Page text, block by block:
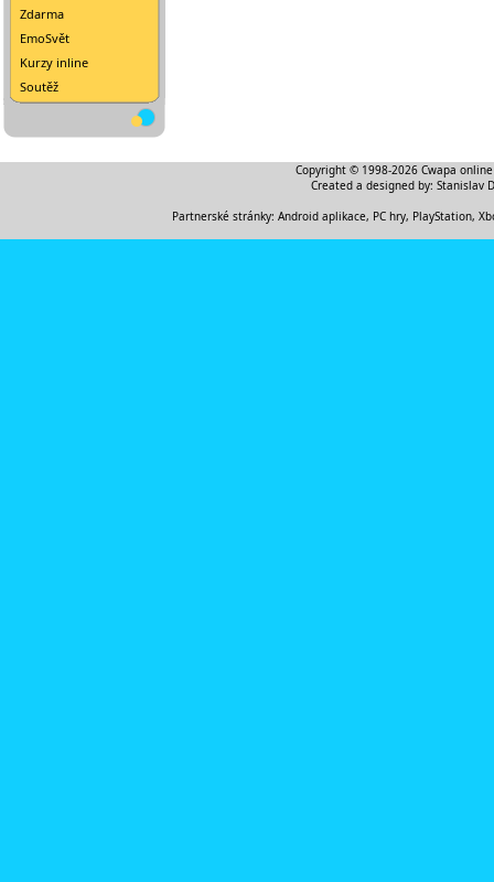
Zdarma
EmoSvět
Kurzy inline
Soutěž
Copyright © 1998-2026 Cwapa
Created a designed by: Stanislav
Partnerské stránky: Android aplikace, PC hry, PlayStation,